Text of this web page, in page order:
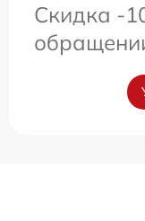
Скидка -